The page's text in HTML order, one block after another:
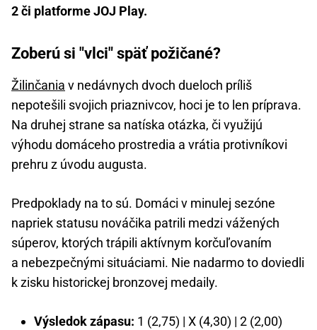
2 či platforme JOJ Play.
Zoberú si "vlci" späť požičané?
Žilinčania v nedávnych dvoch dueloch príliš
nepotešili svojich priaznivcov, hoci je to len príprava.
Na druhej strane sa natíska otázka, či využijú
výhodu domáceho prostredia a vrátia protivníkovi
prehru z úvodu augusta.
Predpoklady na to sú. Domáci v minulej sezóne
napriek statusu nováčika patrili medzi vážených
súperov, ktorých trápili aktívnym korčuľovaním
a nebezpečnými situáciami. Nie nadarmo to doviedli
k zisku historickej bronzovej medaily.
Výsledok zápasu: 1 (2,75) | X (4,30) | 2 (2,00)